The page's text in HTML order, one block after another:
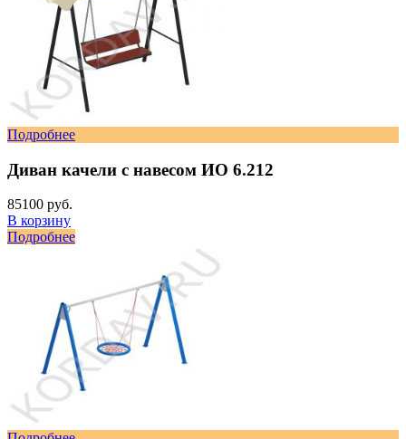
Подробнее
Диван качели с навесом ИО 6.212
85100 руб.
В корзину
Подробнее